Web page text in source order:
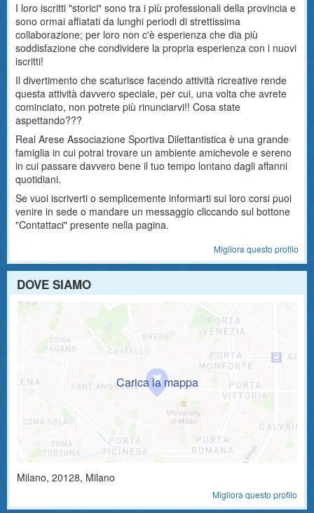
I loro iscritti "storici" sono tra i più professionali della provincia e
sono ormai affiatati da lunghi periodi di strettissima
collaborazione; per loro non c'è esperienza che dia più
soddisfazione che condividere la propria esperienza con i nuovi
iscritti!
Il divertimento che scaturisce facendo attività ricreative rende
questa attività davvero speciale, per cui, una volta che avrete
cominciato, non potrete più rinunciarvi!! Cosa state
aspettando???
Real Arese Associazione Sportiva Dilettantistica è una grande
famiglia in cui potrai trovare un ambiente amichevole e sereno
in cui passare davvero bene il tuo tempo lontano dagli affanni
quotidiani.
Se vuoi iscriverti o semplicemente informarti sui loro corsi puoi
venire in sede o mandare un messaggio cliccando sul bottone
"Contattaci" presente nella pagina.
Migliora questo profilo
DOVE SIAMO
Milano, 20128, Milano
Migliora questo profilo